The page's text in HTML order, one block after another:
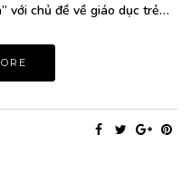
với chủ đề về giáo dục trẻ…